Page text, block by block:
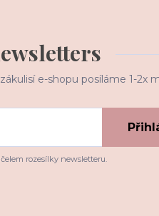
e-shopu posíláme 1-2x
rozesílky newsletteru.